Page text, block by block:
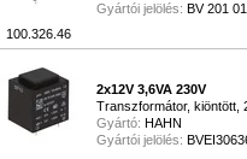
100.326.46
Gyártói jelölés: BV 201
2x12V 3,6VA 230V
Transzformátor, kiöntött,
Gyártó: HAHN
Gyártói jelölés: